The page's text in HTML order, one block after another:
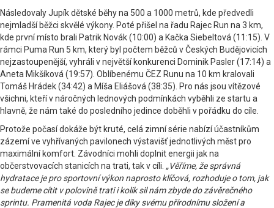
Následovaly Jupík dětské běhy na 500 a 1000 metrů, kde předvedli
nejmladší běžci skvělé výkony. Poté přišel na řadu Rajec Run na 3 km,
kde první místo brali Patrik Novák (10:00) a Kačka Siebeltová (11:15). V
rámci Puma Run 5 km, který byl počtem běžců v Českých Budějovicích
nejzastoupenější, vyhráli v největší konkurenci Dominik Pasler (17:14) a
Aneta Mikšíková (19:57). Oblíbenému ČEZ Runu na 10 km kralovali
Tomáš Hrádek (34:42) a Míša Eliášová (38:35). Pro nás jsou vítězové
všichni, kteří v náročných lednových podmínkách vyběhli ze startu a
hlavně, že nám také do posledního jedince doběhli v pořádku do cíle.
Protože počasí dokáže být kruté, celá zimní série nabízí účastníkům
zázemí ve vyhřívaných pavilonech výstavišť jednotlivých měst pro
maximální komfort. Závodníci mohli doplnit energii jak na
občerstvovacích stanicích na trati, tak v cíli. „Věříme, že správná
hydratace je pro sportovní výkon naprosto klíčová, rozhoduje o tom, jak
se budeme cítit v polovině trati i kolik sil nám zbyde do závěrečného
sprintu. Pramenitá voda Rajec je díky svému přírodnímu složení a